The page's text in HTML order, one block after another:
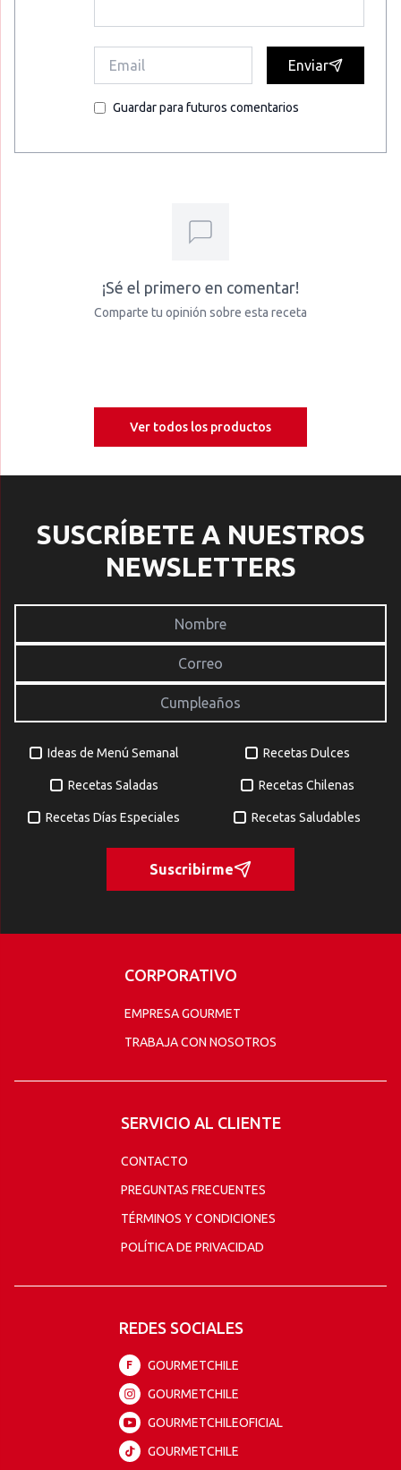
Enviar
Guardar para futuros comentarios
¡Sé el primero en comentar!
Comparte tu opinión sobre esta receta
Ver todos los productos
SUSCRÍBETE A NUESTROS
NEWSLETTERS
Ideas de Menú Semanal Recetas Dulces
Recetas Saladas Recetas Chilenas
Recetas Días Especiales Recetas Saludables
Suscribirme
CORPORATIVO
EMPRESA GOURMET
TRABAJA CON NOSOTROS
SERVICIO AL CLIENTE
CONTACTO
PREGUNTAS FRECUENTES
TÉRMINOS Y CONDICIONES
POLÍTICA DE PRIVACIDAD
REDES SOCIALES
F
GOURMETCHILE
GOURMETCHILE
GOURMETCHILEOFICIAL
GOURMETCHILE